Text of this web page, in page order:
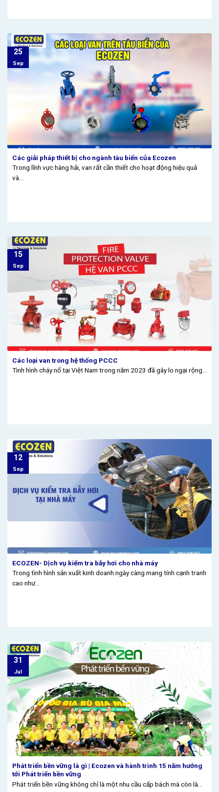
Các giải pháp thiết bị cho ngành tàu biển của Ecozen
Trong lĩnh vực hàng hải, van rất cần thiết cho hoạt động hiệu quả
và...
25
Sep
Các loại van trong hệ thống PCCC
Tình hình cháy nổ tại Việt Nam trong năm 2023 đã gây lo ngại rộng...
15
Sep
ECOZEN- Dịch vụ kiểm tra bẫy hơi cho nhà máy
Trong tình hình sản xuất kinh doanh ngày càng mang tính cạnh tranh
cao như...
12
Sep
Phát triển bền vững là gì | Ecozen và hành trình 15 năm hướng
tới Phát triển bền vững
Phát triển bền vững không chỉ là một nhu cầu cấp bách mà còn là...
31
Jul